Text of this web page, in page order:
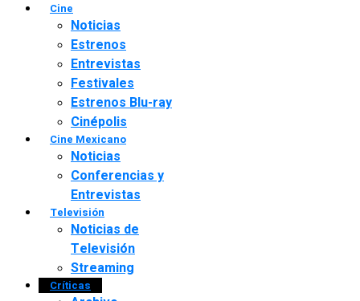
Cine
Noticias
Estrenos
Entrevistas
Festivales
Estrenos Blu-ray
Cinépolis
Cine Mexicano
Noticias
Conferencias y
Entrevistas
Televisión
Noticias de
Televisión
Streaming
Críticas